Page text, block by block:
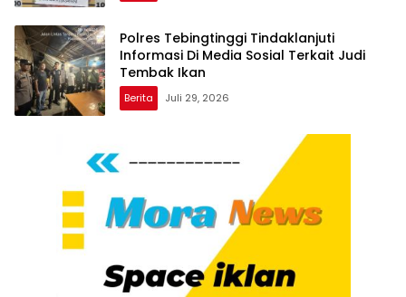
Polres Tebingtinggi Tindaklanjuti
Informasi Di Media Sosial Terkait Judi
Tembak Ikan
Berita Juli 29, 2026